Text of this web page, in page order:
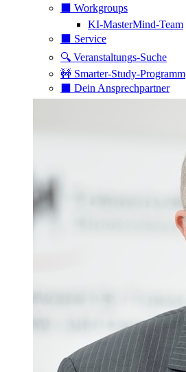
⬛️ Workgroups
KI-MasterMind-Team
⬛️ Service
🔍 Veranstaltungs-Suche
🚧 Smarter-Study-Programm
⬛️ Dein Ansprechpartner